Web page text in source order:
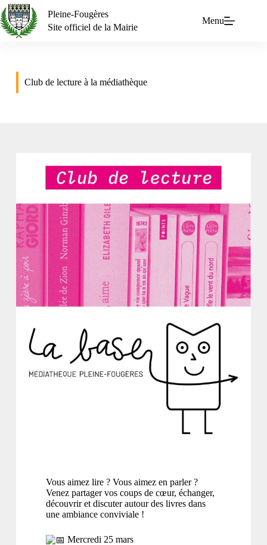
Pleine-Fougères
Site officiel de la Mairie
Menu
Club de lecture à la médiathèque
Vous aimez lire ? Vous aimez en parler ?
Venez partager vos coups de cœur, échanger,
découvrir et discuter autour des livres dans
une ambiance conviviale !
Mercredi 25 mars